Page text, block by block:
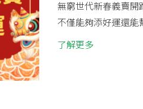
無窮世代新春義賣開
不僅能夠添好運還能
了解更多